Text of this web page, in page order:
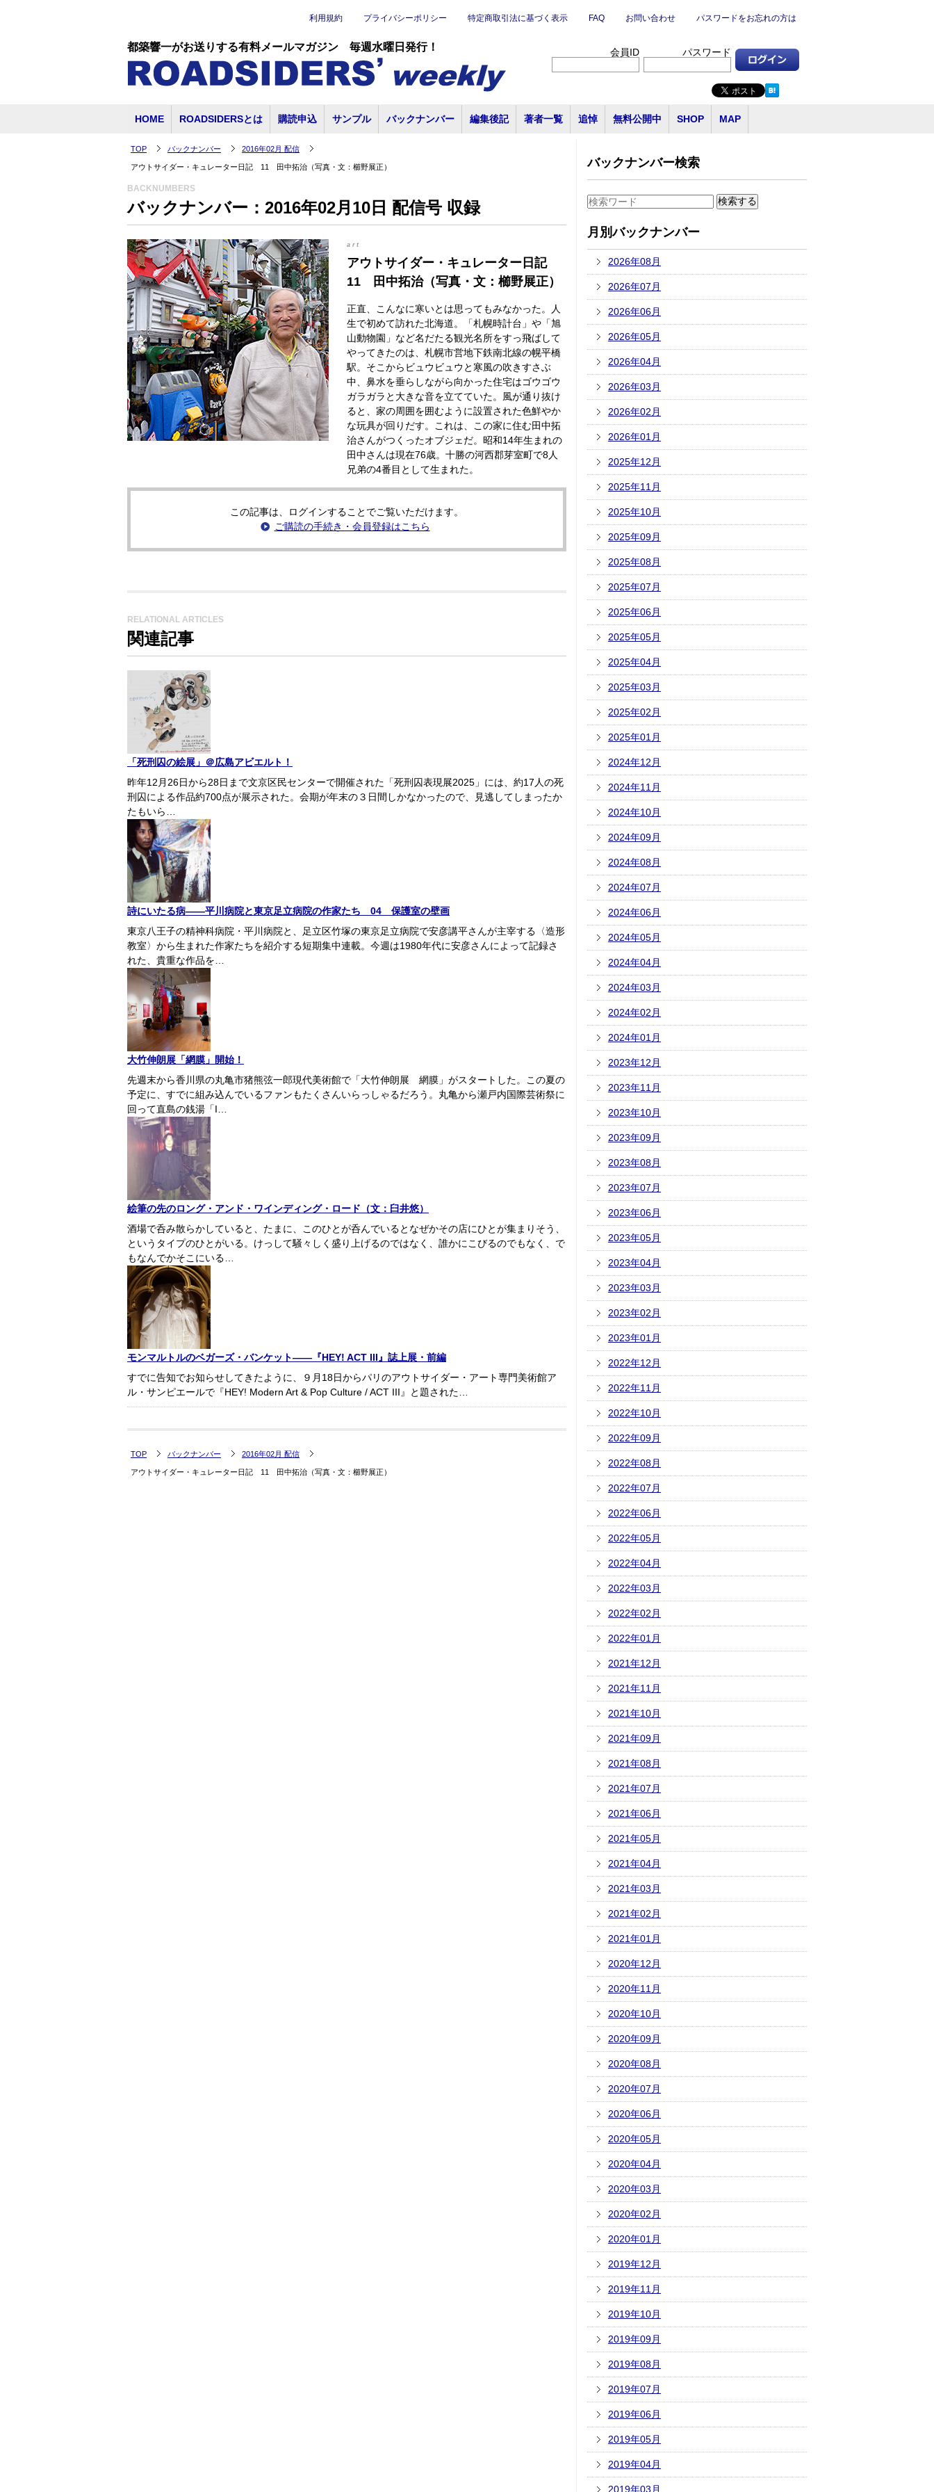
都築響一がお送りする有料メールマガジン 毎週水曜日発行！
利用規約 プライバシーポリシー 特定商取引法に基づく表示 FAQ お問い合わせ パスワードをお忘れの方は
会員ID パスワード
HOME ROADSIDERSとは 購読申込 サンプル バックナンバー 編集後記 著者一覧 追悼 無料公開中 SHOP MAP
TOP バックナンバー 2016年02月 配信
アウトサイダー・キュレーター日記 11 田中拓治（写真・文：櫛野展正）
BACKNUMBERS
バックナンバー：2016年02月10日 配信号 収録
art
アウトサイダー・キュレーター日記
11 田中拓治（写真・文：櫛野展正）
正直、こんなに寒いとは思ってもみなかった。人
生で初めて訪れた北海道。「札幌時計台」や「旭
山動物園」など名だたる観光名所をすっ飛ばして
やってきたのは、札幌市営地下鉄南北線の幌平橋
駅。そこからビュウビュウと寒風の吹きすさぶ
中、鼻水を垂らしながら向かった住宅はゴウゴウ
ガラガラと大きな音を立てていた。風が通り抜け
ると、家の周囲を囲むように設置された色鮮やか
な玩具が回りだす。これは、この家に住む田中拓
治さんがつくったオブジェだ。昭和14年生まれの
田中さんは現在76歳。十勝の河西郡芽室町で8人
兄弟の4番目として生まれた。
この記事は、ログインすることでご覧いただけます。
ご購読の手続き・会員登録はこちら
RELATIONAL ARTICLES
関連記事
「死刑囚の絵展」＠広島アビエルト！
昨年12月26日から28日まで文京区民センターで開催された「死刑囚表現展2025」には、約17人の死
刑囚による作品約700点が展示された。会期が年末の３日間しかなかったので、見逃してしまったか
たもいら…
詩にいたる病――平川病院と東京足立病院の作家たち 04 保護室の壁画
東京八王子の精神科病院・平川病院と、足立区竹塚の東京足立病院で安彦講平さんが主宰する〈造形
教室〉から生まれた作家たちを紹介する短期集中連載。今週は1980年代に安彦さんによって記録さ
れた、貴重な作品を…
大竹伸朗展「網膜」開始！
先週末から香川県の丸亀市猪熊弦一郎現代美術館で「大竹伸朗展 網膜」がスタートした。この夏の
予定に、すでに組み込んでいるファンもたくさんいらっしゃるだろう。丸亀から瀬戸内国際芸術祭に
回って直島の銭湯「I…
絵筆の先のロング・アンド・ワインディング・ロード（文：臼井悠）
酒場で呑み散らかしていると、たまに、このひとが呑んでいるとなぜかその店にひとが集まりそう、
というタイプのひとがいる。けっして騒々しく盛り上げるのではなく、誰かにこびるのでもなく、で
もなんでかそこにいる…
モンマルトルのベガーズ・バンケット――『HEY! ACT III』誌上展・前編
すでに告知でお知らせしてきたように、９月18日からパリのアウトサイダー・アート専門美術館ア
ル・サンピエールで『HEY! Modern Art & Pop Culture / ACT III』と題された…
TOP バックナンバー 2016年02月 配信
アウトサイダー・キュレーター日記 11 田中拓治（写真・文：櫛野展正）
バックナンバー検索
月別バックナンバー
2026年08月
2026年07月
2026年06月
2026年05月
2026年04月
2026年03月
2026年02月
2026年01月
2025年12月
2025年11月
2025年10月
2025年09月
2025年08月
2025年07月
2025年06月
2025年05月
2025年04月
2025年03月
2025年02月
2025年01月
2024年12月
2024年11月
2024年10月
2024年09月
2024年08月
2024年07月
2024年06月
2024年05月
2024年04月
2024年03月
2024年02月
2024年01月
2023年12月
2023年11月
2023年10月
2023年09月
2023年08月
2023年07月
2023年06月
2023年05月
2023年04月
2023年03月
2023年02月
2023年01月
2022年12月
2022年11月
2022年10月
2022年09月
2022年08月
2022年07月
2022年06月
2022年05月
2022年04月
2022年03月
2022年02月
2022年01月
2021年12月
2021年11月
2021年10月
2021年09月
2021年08月
2021年07月
2021年06月
2021年05月
2021年04月
2021年03月
2021年02月
2021年01月
2020年12月
2020年11月
2020年10月
2020年09月
2020年08月
2020年07月
2020年06月
2020年05月
2020年04月
2020年03月
2020年02月
2020年01月
2019年12月
2019年11月
2019年10月
2019年09月
2019年08月
2019年07月
2019年06月
2019年05月
2019年04月
2019年03月